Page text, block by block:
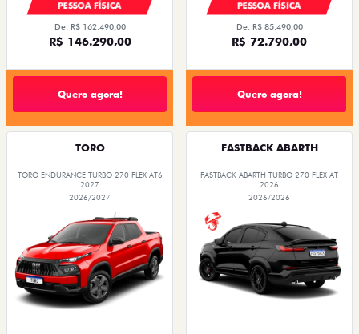
PESSOA FÍSICA
De: R$ 162.490,00
R$ 146.290,00
Quero agora!
PESSOA FÍSICA
De: R$ 85.490,00
R$ 72.790,00
Quero agora!
TORO
TORO ENDURANCE TURBO 270 FLEX AT6
2027
2026/2027
FASTBACK ABARTH
FASTBACK ABARTH TURBO 270 FLEX AT
2026
2026/2026